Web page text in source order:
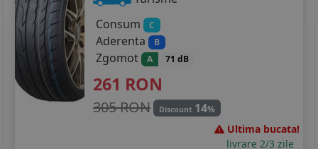
Consum
C
Aderenta B
Zgomot A 71 dB
261 RON
305 RON Discount 14%
Ultima bucata!
livrare 2/3 zile